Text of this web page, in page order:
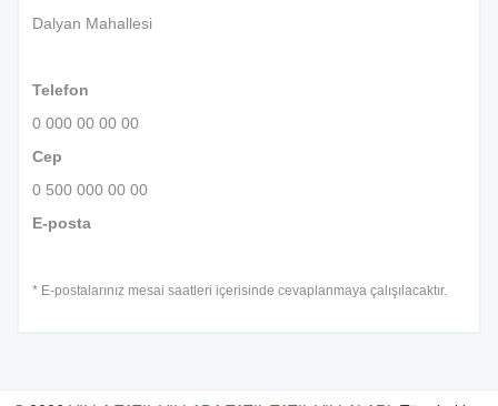
Dalyan Mahallesi
Telefon
0 000 00 00 00
Cep
0 500 000 00 00
E-posta
* E-postalarınız mesai saatleri içerisinde cevaplanmaya çalışılacaktır.